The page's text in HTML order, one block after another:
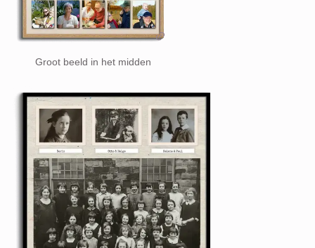
Groot beeld in het midden